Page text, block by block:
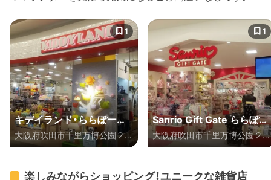
キデイランド・ららぽーと
ＥＸＰＯＣＩＴＹ店
大阪府吹田市千里万博公園２-
１ ららぽーとＥＸＰＯＣＩＴ
1
Sanrio Gift Gate ららぽー
とEXPOCITY店
大阪府吹田市千里万博公園２-
１ ららぽーとEXPOCITY 3F
1
楽しみながらショッピング！ユニークな雑貨店